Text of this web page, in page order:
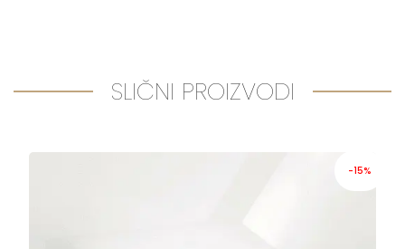
SLIČNI PROIZVODI
-15%